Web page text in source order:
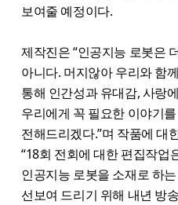
보여줄 예정이다.
제작진은 “인공지능 로봇은
아니다. 머지않아 우리와 함
통해 인간성과 유대감, 사랑
우리에게 꼭 필요한 이야기
전해드리겠다.”며 작품에 대
“18회 전회에 대한 편집작업
인공지능 로봇을 소재로 하
선보여 드리기 위해 내년 방